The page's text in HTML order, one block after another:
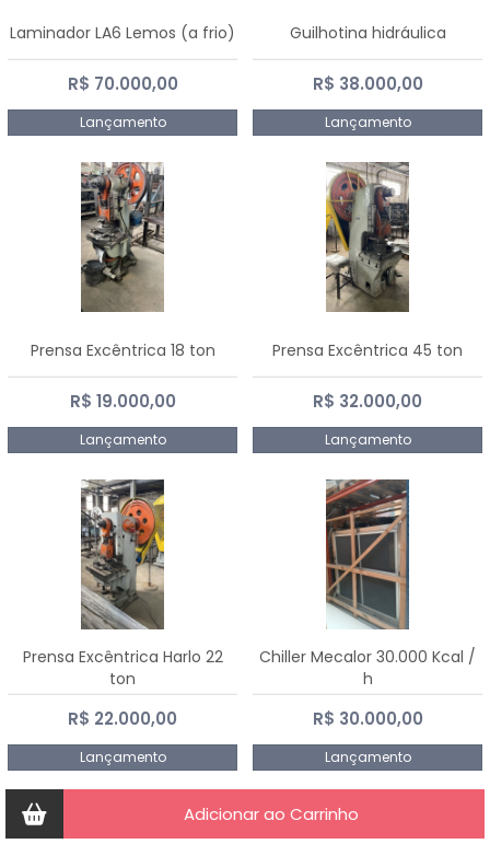
Laminador LA6 Lemos (a frio)
R$ 70.000,00
Lançamento
Guilhotina hidráulica
R$ 38.000,00
Lançamento
Prensa Excêntrica 18 ton
R$ 19.000,00
Lançamento
Prensa Excêntrica 45 ton
R$ 32.000,00
Lançamento
Prensa Excêntrica Harlo 22
ton
R$ 22.000,00
Lançamento
Chiller Mecalor 30.000 Kcal /
h
R$ 30.000,00
Lançamento
Adicionar ao Carrinho